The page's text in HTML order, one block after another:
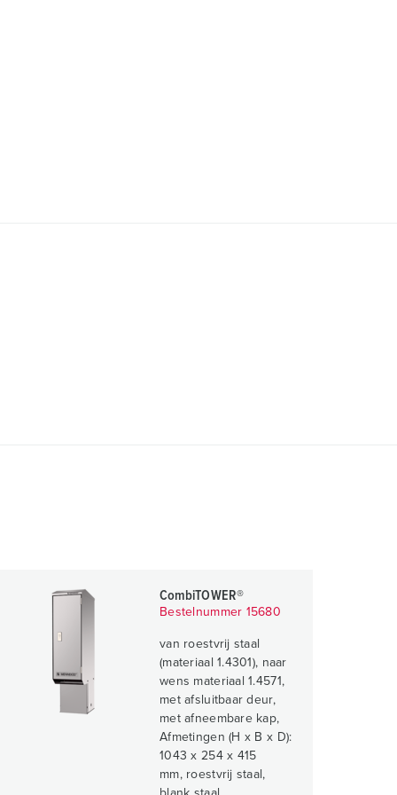
CombiTOWER®
Bestelnummer 15680
van roestvrij staal
(materiaal 1.4301), naar
wens materiaal 1.4571,
met afsluitbaar deur,
met afneembare kap,
Afmetingen (H x B x D):
1043 x 254 x 415
mm, roestvrij staal,